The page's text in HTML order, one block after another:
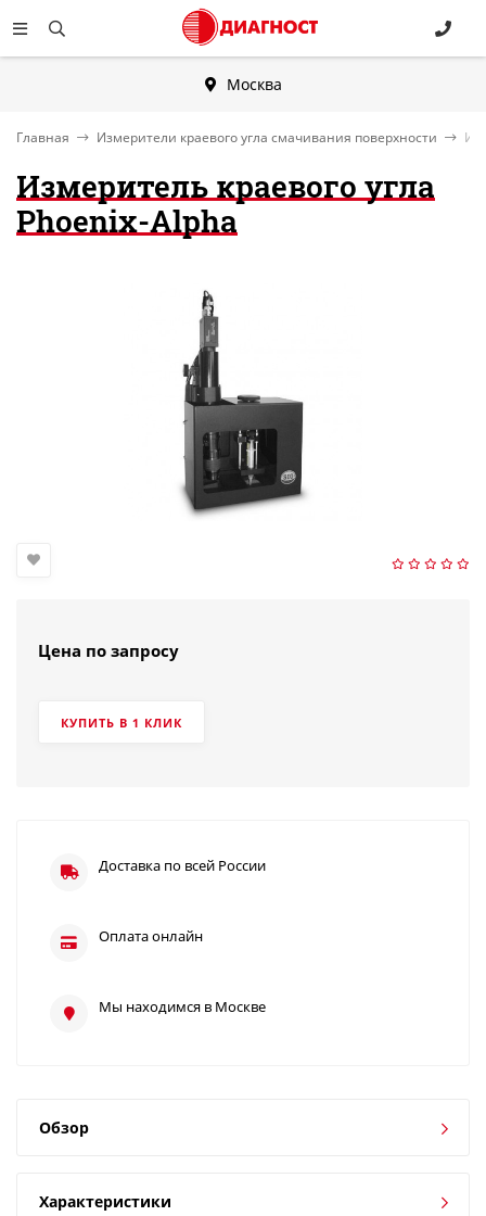
Москва
Главная Измерители краевого угла смачивания поверхности
Измеритель краевого угла
Phoenix-Alpha
Цена по запросу
КУПИТЬ В 1 КЛИК
Доставка по всей России
Оплата онлайн
Мы находимся в Москве
Обзор
Характеристики